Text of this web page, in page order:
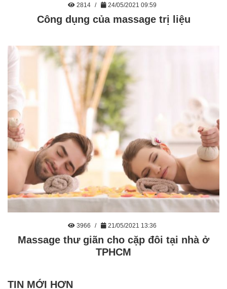
2814 24/05/2021 09:59
Công dụng của massage trị liệu
3966 21/05/2021 13:36
Massage thư giãn cho cặp đôi tại nhà ở
TPHCM
TIN MỚI HƠN